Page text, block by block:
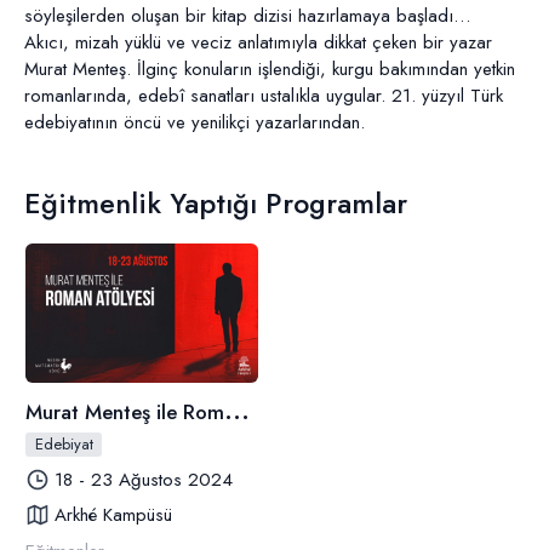
söyleşilerden oluşan bir kitap dizisi hazırlamaya başladı…
Akıcı, mizah yüklü ve veciz anlatımıyla dikkat çeken bir yazar
Murat Menteş. İlginç konuların işlendiği, kurgu bakımından yetkin
romanlarında, edebî sanatları ustalıkla uygular. 21. yüzyıl Türk
edebiyatının öncü ve yenilikçi yazarlarından.
Eğitmenlik Yaptığı Programlar
M
urat Menteş ile Roman Atölyesi
Edebiyat
18 - 23 Ağustos 2024
Arkhé Kampüsü